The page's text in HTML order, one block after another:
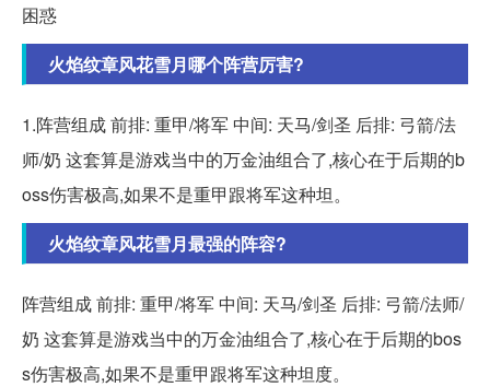
困惑
火焰纹章风花雪月哪个阵营厉害?
1.阵营组成 前排: 重甲/将军 中间: 天马/剑圣 后排: 弓箭/法
师/奶 这套算是游戏当中的万金油组合了,核心在于后期的b
oss伤害极高,如果不是重甲跟将军这种坦。
火焰纹章风花雪月最强的阵容?
阵营组成 前排: 重甲/将军 中间: 天马/剑圣 后排: 弓箭/法师/
奶 这套算是游戏当中的万金油组合了,核心在于后期的bos
s伤害极高,如果不是重甲跟将军这种坦度。